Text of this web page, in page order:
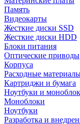
Память
Видеокарты
Жесткие диски SSD
Жесткие диски HDD
Блоки питания
Оптические приводы
Корпуса
Расходные
Картриджи и бумага
Ноутбуки и
Моноблоки
Ноутбуки
Разработка и